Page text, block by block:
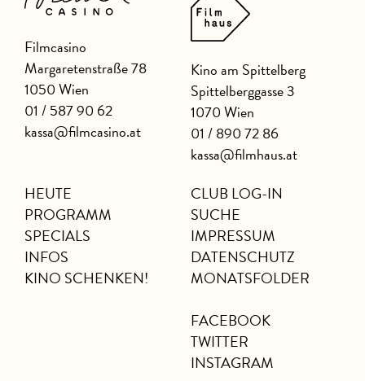
Filmcasino
Margaretenstraße 78
1050 Wien
01 / 587 90 62
kassa@filmcasino.at
Kino am Spittelberg
Spittelberggasse 3
1070 Wien
01 / 890 72 86
kassa@filmhaus.at
HEUTE
PROGRAMM
SPECIALS
INFOS
KINO SCHENKEN!
CLUB LOG-IN
SUCHE
IMPRESSUM
DATENSCHUTZ
MONATSFOLDER
FACEBOOK
TWITTER
INSTAGRAM